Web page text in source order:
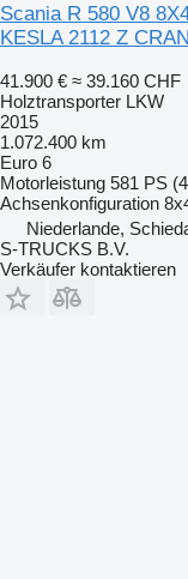
Scania R 580 V8
KESLA 2112 Z
41.900 € ≈ 39.160 CHF
Holztransporter LKW
2015
1.072.400 km
Euro 6
Motorleistung 581 PS
Achsenkonfiguration
Niederlande,
S-TRUCKS B.V.
Verkäufer kontaktieren